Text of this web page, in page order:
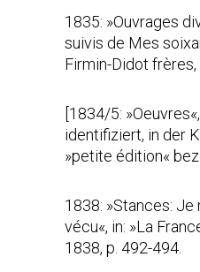
1835: »Ouvrages
suivis de Mes
Firmin-Didot frères,
[1834/5: »Oeuvres«
identifiziert, in der
»petite édition«
1838: »Stances: Je
vécu«, in: »La
1838, p. 492-494.